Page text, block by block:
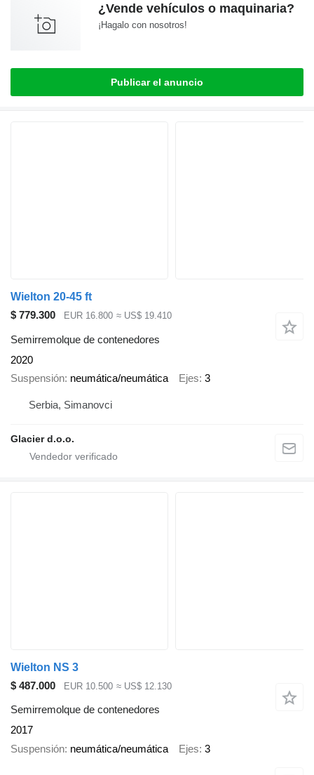
¿Vende vehículos o maquinaria?
¡Hagalo con nosotros!
Publicar el anuncio
Wielton 20-45 ft
$ 779.300
EUR 16.800 ≈ US$ 19.410
Semirremolque de contenedores
2020
Suspensión neumática/neumática Ejes 3
Serbia, Simanovci
Glacier d.o.o.
Wielton NS 3
$ 487.000
EUR 10.500 ≈ US$ 12.130
Semirremolque de contenedores
2017
Suspensión neumática/neumática Ejes 3